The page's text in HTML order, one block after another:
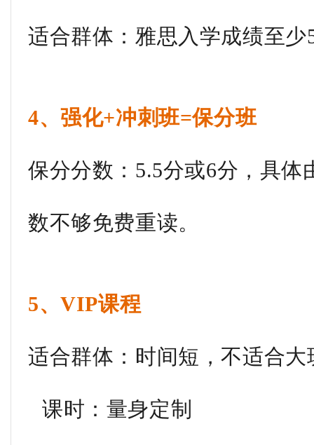
适合群体：雅思入学成绩至少
4、强化+冲刺班=保分班
保分分数：5.5分或6分，具
数不够免费重读。
5、VIP课程
适合群体：时间短，不适合大
课时：量身定制